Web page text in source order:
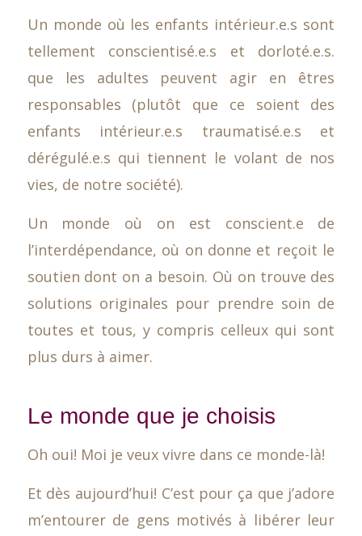
Un monde où les enfants intérieur.e.s sont
tellement conscientisé.e.s et dorloté.e.s.
que les adultes peuvent agir en êtres
responsables (plutôt que ce soient des
enfants intérieur.e.s traumatisé.e.s et
dérégulé.e.s qui tiennent le volant de nos
vies, de notre société).
Un monde où on est conscient.e de
l’interdépendance, où on donne et reçoit le
soutien dont on a besoin. Où on trouve des
solutions originales pour prendre soin de
toutes et tous, y compris celleux qui sont
plus durs à aimer.
Le monde que je choisis
Oh oui! Moi je veux vivre dans ce monde-là!
Et dès aujourd’hui! C’est pour ça que j’adore
m’entourer de gens motivés à libérer leur